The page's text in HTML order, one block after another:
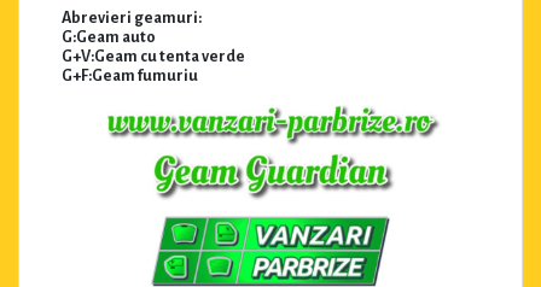
Abrevieri geamuri:
G:Geam auto
G+V:Geam cu tenta verde
G+F:Geam fumuriu